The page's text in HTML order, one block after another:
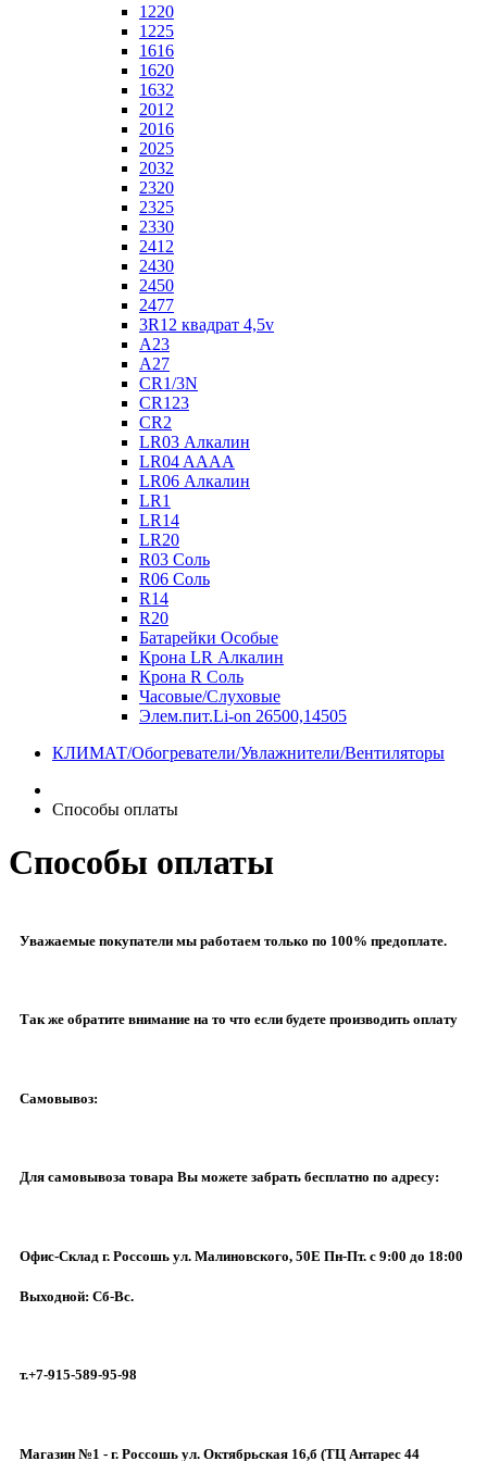
1220
1225
1616
1620
1632
2012
2016
2025
2032
2320
2325
2330
2412
2430
2450
2477
3R12 квадрат 4,5v
A23
A27
CR1/3N
CR123
CR2
LR03 Алкалин
LR04 AAAA
LR06 Алкалин
LR1
LR14
LR20
R03 Соль
R06 Соль
R14
R20
Батарейки Особые
Крона LR Алкалин
Крона R Соль
Часовые/Слуховые
Элем.пит.Li-on 26500,14505
КЛИМАТ/Обогреватели/Увлажнители/Вентиляторы
Способы оплаты
Способы оплаты
Уважаемые покупатели мы работаем только по 100% предоплате.
Так же обратите внимание на то что если будете производить оплату
Самовывоз:
Для самовывоза товара Вы можете забрать бесплатно по адресу:
Офис-Склад г. Россошь ул. Малиновского, 50Е Пн-Пт. с 9:00 до 18:00
Выходной: Сб-Вс.
т.+7-915-589-95-98
Магазин №1 - г. Россошь ул. Октябрьская 16,б (ТЦ Антарес 44